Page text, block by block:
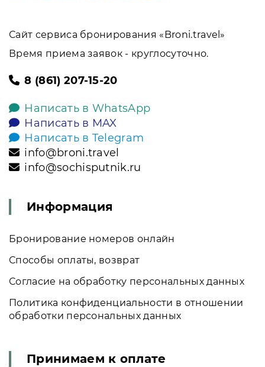
Сайт сервиса бронирования «Broni.travel»
Время приема заявок - круглосуточно.
8 (861) 207-15-20
Написать в WhatsApp
Написать в MAX
Написать в Telegram
info@broni.travel
info@sochisputnik.ru
Информация
Бронирование номеров онлайн
Способы оплаты, возврат
Согласие на обработку персональных данных
Политика конфиденциальности в отношении
обработки персональных данных
Принимаем к оплате